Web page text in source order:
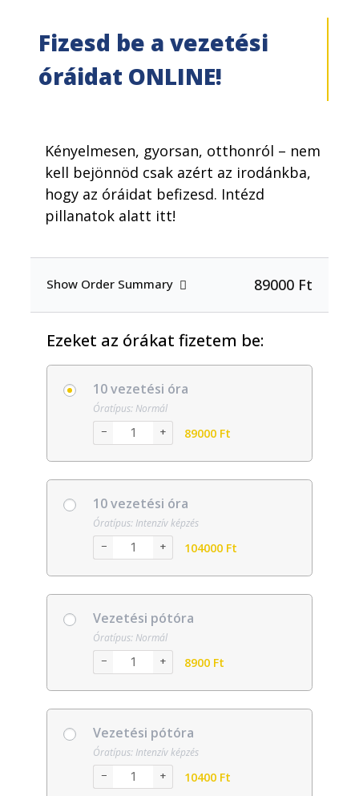
Fizesd be a vezetési
óráidat ONLINE!
Kényelmesen, gyorsan, otthonról – nem
kell bejönnöd csak azért az irodánkba,
hogy az óráidat befizesd. Intézd
pillanatok alatt itt!
Show Order Summary 89000 Ft
Ezeket az órákat fizetem be:
10 vezetési óra
Óratípus: Normál
− + 89000 Ft
10 vezetési óra
Óratípus: Intenzív képzés
− + 104000 Ft
Vezetési pótóra
Óratípus: Normál
− + 8900 Ft
Vezetési pótóra
Óratípus: Intenzív képzés
− + 10400 Ft